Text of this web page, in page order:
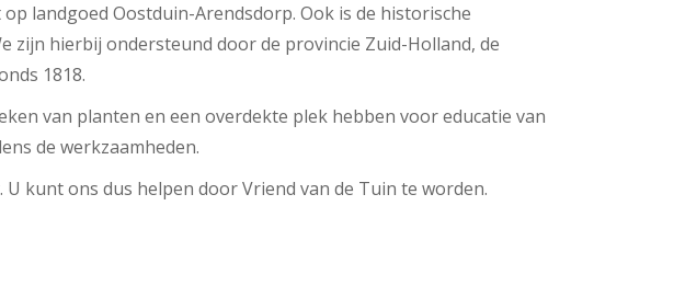
landgoed Oostduin-Arendsdorp. Ook is de historische
hierbij ondersteund door de provincie Zuid-Holland, de
1818.
van planten en een overdekte plek hebben voor educatie van
de werkzaamheden.
kunt ons dus helpen door Vriend van de Tuin te worden.